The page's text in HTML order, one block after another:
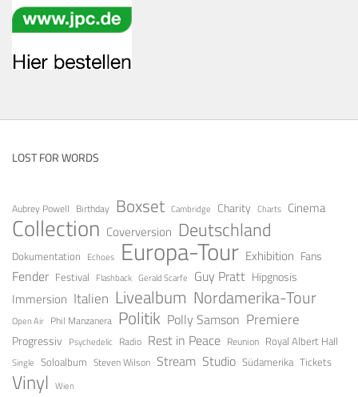
LOST FOR WORDS
Aubrey Powell Birthday Boxset Cambridge Charity Charts Cinema
Collection Coverversion Deutschland
Dokumentation Echoes Europa-Tour Exhibition Fans
Fender Festival Flashback Gerald Scarfe Guy Pratt Hipgnosis
Immersion Italien Livealbum Nordamerika-Tour
Open Air Phil Manzanera Politik Polly Samson Premiere
Progressiv Psychedelic Radio Rest in Peace Reunion Royal Albert Hall
Single Soloalbum Steven Wilson Stream Studio Südamerika Tickets
Vinyl Wien